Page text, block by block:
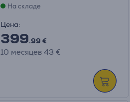
На складе
Цена:
399.99 €
10 месяцев 43 €